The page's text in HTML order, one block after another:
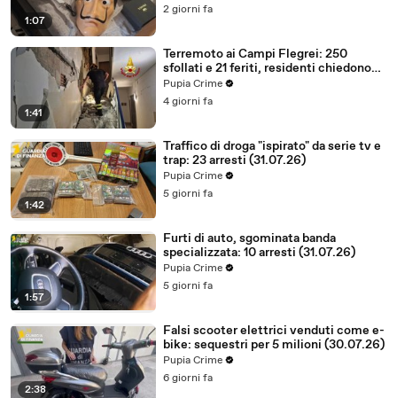
1:07
2 giorni fa
1:41
Terremoto ai Campi Flegrei: 250
sfollati e 21 feriti, residenti chiedono
certezze sul futuro (01.08.26)
Pupia Crime
4 giorni fa
1:42
Traffico di droga "ispirato" da serie tv e
trap: 23 arresti (31.07.26)
Pupia Crime
5 giorni fa
1:57
Furti di auto, sgominata banda
specializzata: 10 arresti (31.07.26)
Pupia Crime
5 giorni fa
2:38
Falsi scooter elettrici venduti come e-
bike: sequestri per 5 milioni (30.07.26)
Pupia Crime
6 giorni fa